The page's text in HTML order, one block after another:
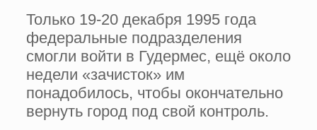
Только 19-20 декабря 1995 года
федеральные подразделения
смогли войти в Гудермес, ещё около
недели «зачисток» им
понадобилось, чтобы окончательно
вернуть город под свой контроль.